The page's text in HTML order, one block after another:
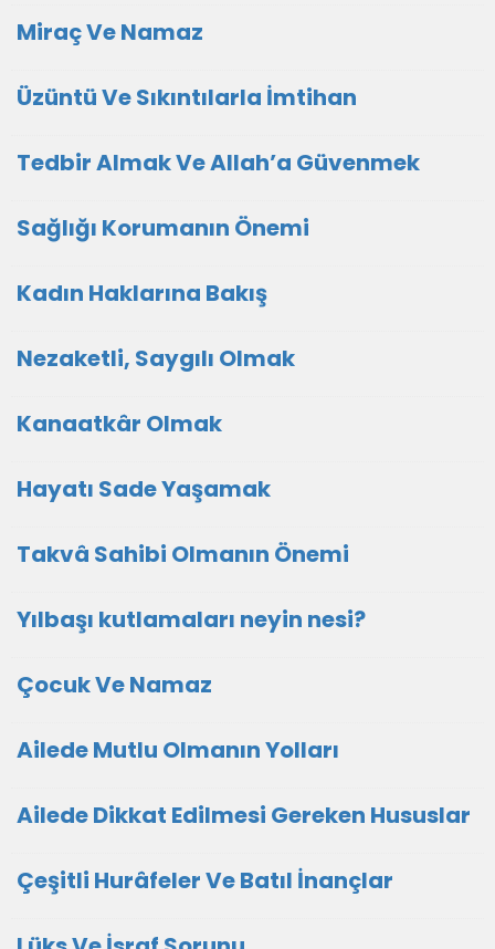
Miraç Ve Namaz
Üzüntü Ve Sıkıntılarla İmtihan
Tedbir Almak Ve Allah’a Güvenmek
Sağlığı Korumanın Önemi
Kadın Haklarına Bakış
Nezaketli, Saygılı Olmak
Kanaatkâr Olmak
Hayatı Sade Yaşamak
Takvâ Sahibi Olmanın Önemi
Yılbaşı kutlamaları neyin nesi?
Çocuk Ve Namaz
Ailede Mutlu Olmanın Yolları
Ailede Dikkat Edilmesi Gereken Hususlar
Çeşitli Hurâfeler Ve Batıl İnançlar